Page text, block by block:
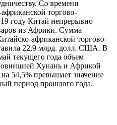
Со времени
торгово-
году Китай непрерывно
из Африки. Сумма
африканской торгово-
22,9 млрд. долл. США. В
текущего года объем
Хунань и Африкой
54,5% превышает значение
период прошлого года.